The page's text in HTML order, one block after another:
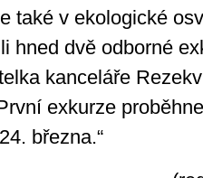
také v ekologické
hned dvě odborné
kanceláře
exkurze
března.“